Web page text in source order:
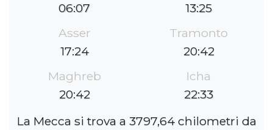
06:07
13:25
Asser
17:24
Tramonto
20:42
Maghreb
20:42
Icha
22:33
La Mecca si trova a 3797,64 chilometri da